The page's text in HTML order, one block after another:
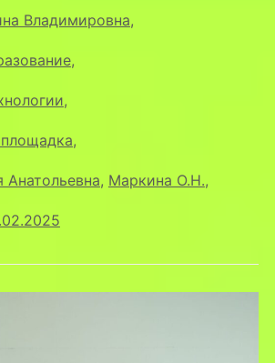
Владимировна,
,
,
,
Анатольевна, Маркина О.Н.,